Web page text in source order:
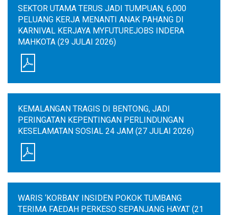
SEKTOR UTAMA TERUS JADI TUMPUAN, 6,000
PELUANG KERJA MENANTI ANAK PAHANG DI
KARNIVAL KERJAYA MYFUTUREJOBS INDERA
MAHKOTA (29 JULAI 2026)
KEMALANGAN TRAGIS DI BENTONG, JADI
PERINGATAN KEPENTINGAN PERLINDUNGAN
KESELAMATAN SOSIAL 24 JAM (27 JULAI 2026)
WARIS ‘KORBAN’ INSIDEN POKOK TUMBANG
TERIMA FAEDAH PERKESO SEPANJANG HAYAT (21